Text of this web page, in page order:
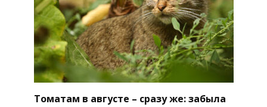
Томатам в августе – сразу же: забыла